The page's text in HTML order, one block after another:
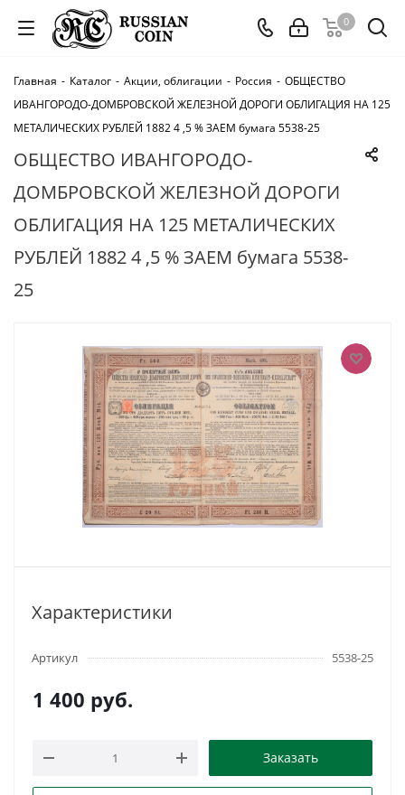
0
Главная - Каталог - Акции, облигации - Россия - ОБЩЕСТВО
ИВАНГОРОДО-ДОМБРОВСКОЙ ЖЕЛЕЗНОЙ ДОРОГИ ОБЛИГАЦИЯ НА 125
МЕТАЛИЧЕСКИХ РУБЛЕЙ 1882 4 ,5 % ЗАЕМ бумага 5538-25
ОБЩЕСТВО ИВАНГОРОДО-
ДОМБРОВСКОЙ ЖЕЛЕЗНОЙ ДОРОГИ
ОБЛИГАЦИЯ НА 125 МЕТАЛИЧЕСКИХ
РУБЛЕЙ 1882 4 ,5 % ЗАЕМ бумага 5538-
25
Характеристики
Артикул 5538-25
1 400 руб.
Заказать